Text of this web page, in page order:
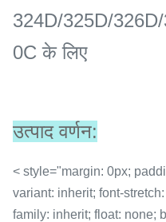
324D/325D/
0C के लिए
उत्पाद वर्णन:
< style="margin: 0px;
variant: inherit; font-
family: inherit; float: none;